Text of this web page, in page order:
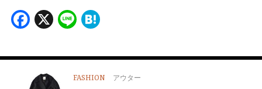
Facebook
X Line
FASHION アウター